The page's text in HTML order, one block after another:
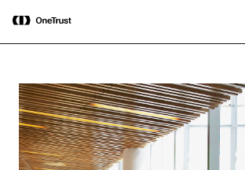
OneTrust als „Visionär“ im Gartner®
Magic Quadrant™ 2026 für
Plattformen zur KI-Governance